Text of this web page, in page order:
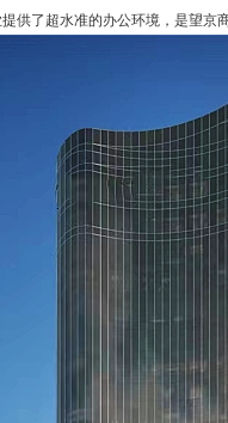
供了超水准的办公环境，是望京